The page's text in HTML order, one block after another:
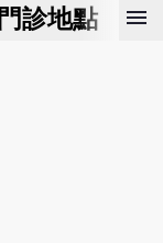
門診地點 預
menu